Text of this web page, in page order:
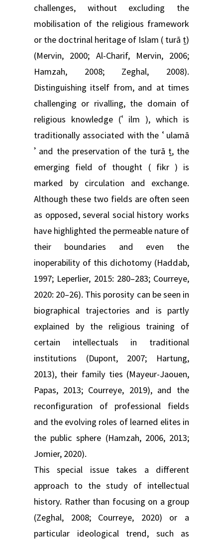
challenges, without excluding the
mobilisation of the religious framework
or the doctrinal heritage of Islam ( turā ṯ)
(Mervin, 2000; Al-Charif, Mervin, 2006;
Hamzah, 2008; Zeghal, 2008).
Distinguishing itself from, and at times
challenging or rivalling, the domain of
religious knowledge (ʿ ilm ), which is
traditionally associated with the ʿ ulamā
ʾ and the preservation of the turā ṯ, the
emerging field of thought ( fikr ) is
marked by circulation and exchange.
Although these two fields are often seen
as opposed, several social history works
have highlighted the permeable nature of
their boundaries and even the
inoperability of this dichotomy (Haddab,
1997; Leperlier, 2015: 280–283; Courreye,
2020: 20–26). This porosity can be seen in
biographical trajectories and is partly
explained by the religious training of
certain intellectuals in traditional
institutions (Dupont, 2007; Hartung,
2013), their family ties (Mayeur-Jaouen,
Papas, 2013; Courreye, 2019), and the
reconfiguration of professional fields
and the evolving roles of learned elites in
the public sphere (Hamzah, 2006, 2013;
Jomier, 2020).
This special issue takes a different
approach to the study of intellectual
history. Rather than focusing on a group
(Zeghal, 2008; Courreye, 2020) or a
particular ideological trend, such as